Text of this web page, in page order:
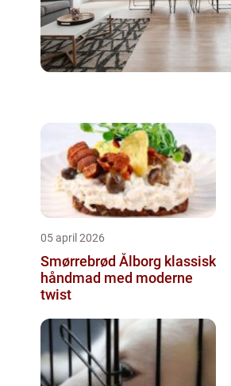
05 april 2026
Smørrebrød Ålborg klassisk
håndmad med moderne
twist